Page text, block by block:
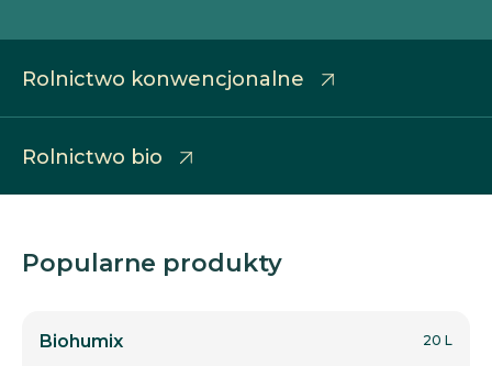
Rolnictwo konwencjonalne
Rolnictwo bio
Popularne produkty
Biohumix 20 L